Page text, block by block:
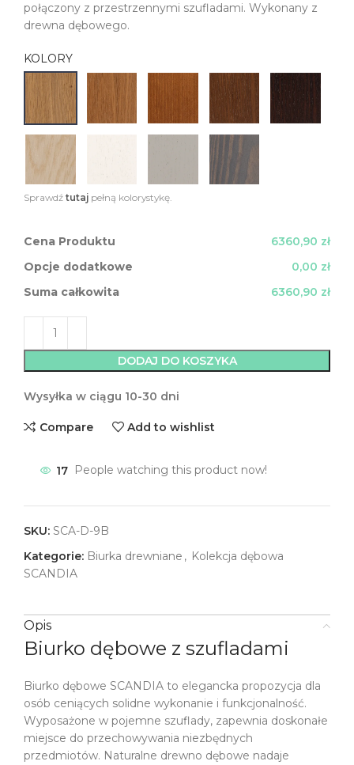
połączony z przestrzennymi szufladami. Wykonany z
drewna dębowego.
KOLORY
Sprawdź tutaj pełną kolorystykę.
Cena Produktu
6360,90 zł
Opcje dodatkowe
0,00 zł
Suma całkowita
6360,90 zł
DODAJ DO KOSZYKA
Wysyłka w ciągu 10-30 dni
Compare Add to wishlist
17 People watching this product now!
SKU: SCA-D-9B
Kategorie: Biurka drewniane , Kolekcja dębowa
SCANDIA
Opis
Biurko dębowe z szufladami
Biurko dębowe SCANDIA to elegancka propozycja dla
osób ceniących solidne wykonanie i funkcjonalność.
Wyposażone w pojemne szuflady, zapewnia doskonałe
miejsce do przechowywania niezbędnych
przedmiotów. Naturalne drewno dębowe nadaje